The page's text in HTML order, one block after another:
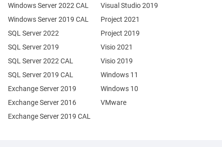
Exchange Server 2019
Exchange Server 2016
SQL Server 2022
SQL Server 2019
Windows Server 2022 CAL
Windows Server 2019 CAL
SQL Server 2022 CAL
SQL Server 2019 CAL
Exchange Server 2019 CAL
Visual Studio 2019
Project 2021
Project 2019
Visio 2021
Visio 2019
Windows 11
Windows 10
VMware